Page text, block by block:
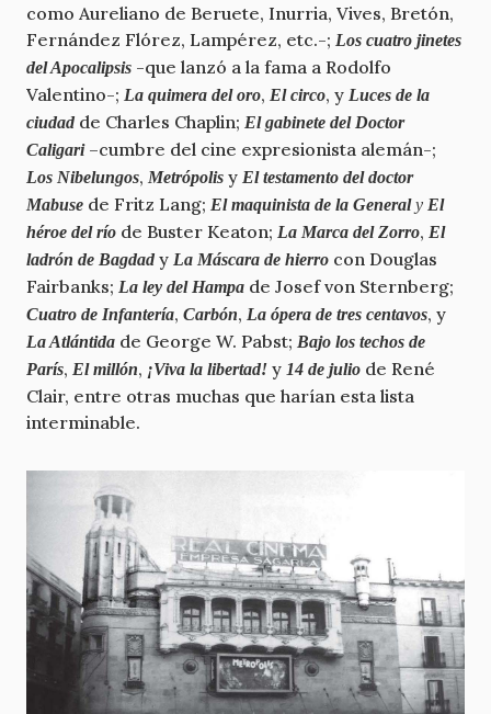
como Aureliano de Beruete, Inurria, Vives, Bretón,
Fernández Flórez, Lampérez, etc.-; Los cuatro jinetes
del Apocalipsis -que lanzó a la fama a Rodolfo
Valentino-; La quimera del oro, El circo, y Luces de la
ciudad de Charles Chaplin; El gabinete del Doctor
Caligari–cumbre del cine expresionista alemán-;
Los Nibelungos, Metrópolis y El testamento del doctor
Mabuse de Fritz Lang; El maquinista de la Generaly El
héroe del río de Buster Keaton; La Marca del Zorro, El
ladrón de Bagdad y La Máscara de hierro con Douglas
Fairbanks; La ley del Hampa de Josef von Sternberg;
Cuatro de Infantería, Carbón, La ópera de tres centavos, y
La Atlántida de George W. Pabst; Bajo los techos de
París, El millón, ¡Viva la libertad! y 14 de julio de René
Clair, entre otras muchas que harían esta lista
interminable.